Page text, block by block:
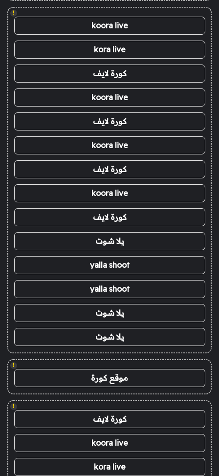
!
koora live
kora live
كورة لايف
koora live
كورة لايف
koora live
كورة لايف
koora live
كورة لايف
يلا شوت
yalla shoot
yalla shoot
يلا شوت
يلا شوت
!
موقع كورة
!
كورة لايف
koora live
kora live